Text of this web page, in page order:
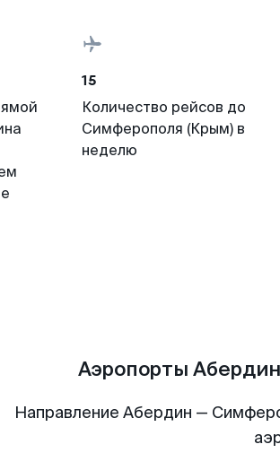
15
Количество рейсов до
Симферополя (Крым) в
неделю
Аэропорты
Направление Абердин —